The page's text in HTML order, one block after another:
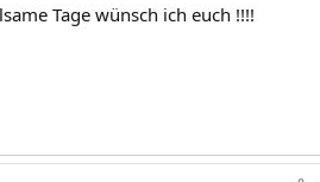
Tage wünsch ich euch !!!!​